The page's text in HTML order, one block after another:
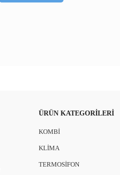
ÜRÜN KATEGORILERI
KOMBİ
KLİMA
TERMOSİFON